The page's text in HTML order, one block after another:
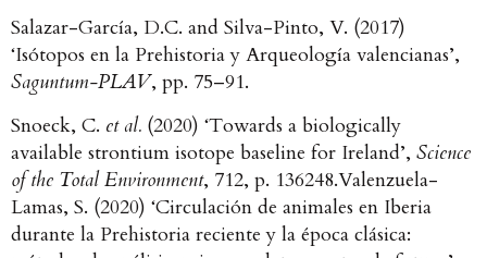
Salazar-García, D.C. and Silva-Pinto, V. (2017)
‘Isótopos en la Prehistoria y Arqueología valencianas’,
Saguntum-PLAV, pp. 75–91.
Snoeck, C. et al. (2020) ‘Towards a biologically
available strontium isotope baseline for Ireland’, Science
of the Total Environment, 712, p. 136248.Valenzuela-
Lamas, S. (2020) ‘Circulación de animales en Iberia
durante la Prehistoria reciente y la época clásica: